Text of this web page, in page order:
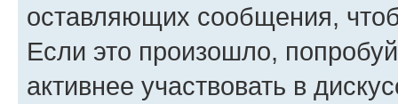
оставляющих сообщения,
Если это произошло,
активнее участвовать в